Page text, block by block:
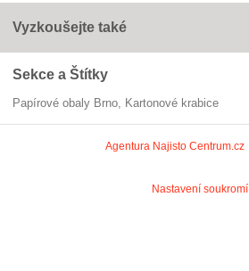
Vyzkoušejte také
Sekce a Štítky
Papírové obaly Brno kartonové krabice
Agentura Najisto Centrum.cz
Nastavení soukromí